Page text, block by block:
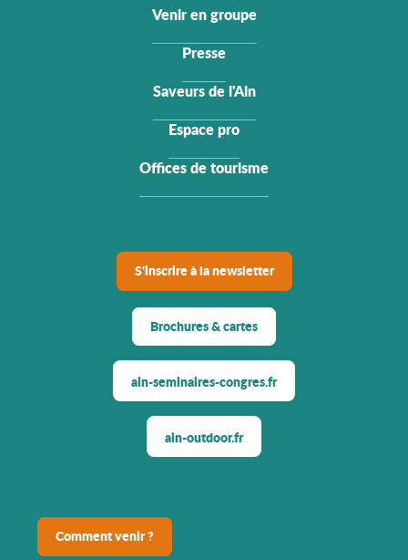
Venir en groupe
Presse
Saveurs de l'Ain
Espace pro
Offices de tourisme
S'inscrire à la newsletter
Brochures & cartes
ain-seminaires-congres.fr
ain-outdoor.fr
Comment venir ?